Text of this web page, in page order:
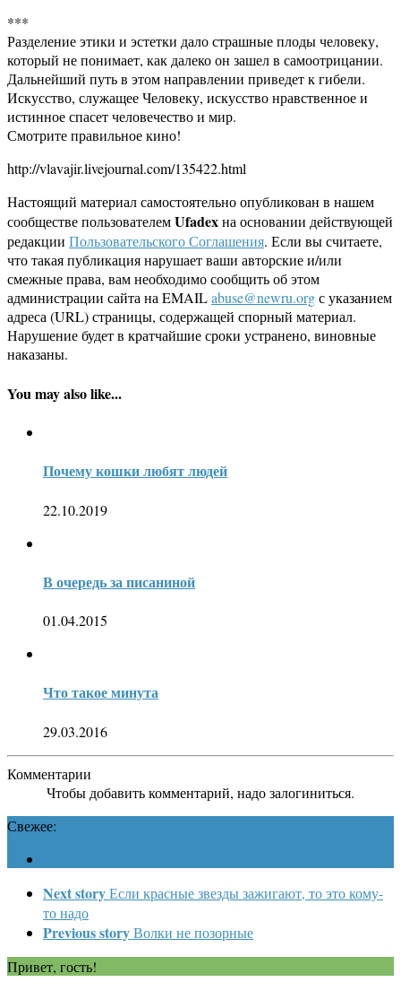
***
Разделение этики и эстетки дало страшные плоды человеку,
который не понимает, как далеко он зашел в самоотрицании.
Дальнейший путь в этом направлении приведет к гибели.
Искусство, служащее Человеку, искусство нравственное и
истинное спасет человечество и мир.
Смотрите правильное кино!
http://vlavajir.livejournal.com/135422.html
Настоящий материал самостоятельно опубликован в нашем
сообществе пользователемUfadexна основании действующей
редакции Пользовательского Соглашения. Если вы считаете,
что такая публикация нарушает ваши авторские и/или
смежные права, вам необходимо сообщить об этом
администрации сайта на EMAILabuse@newru.orgс указанием
адреса (URL) страницы, содержащей спорный материал.
Нарушение будет в кратчайшие сроки устранено, виновные
наказаны.
You may also like...
Почему кошки любят людей
22.10.2019
В очередь за писаниной
01.04.2015
Что такое минута
29.03.2016
Комментарии
Чтобы добавить комментарий, надо залогиниться.
Свежее:
Next storyЕсли красные звезды зажигают, то это кому-
то надо
Previous storyВолки не позорные
Привет, гость!